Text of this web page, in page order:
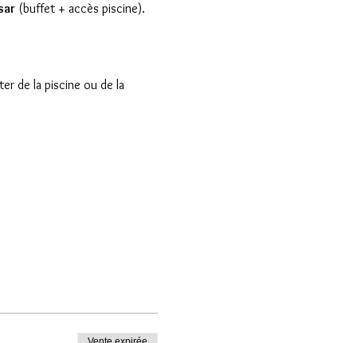
(buffet + accès piscine).
de la piscine ou de la